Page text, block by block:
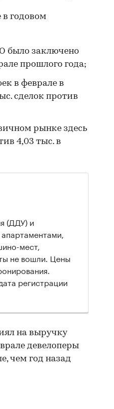
годовом
было заключено
прошлого года;
в феврале в
сделок против
рынке здесь
4,03 тыс. в
(ДДУ) и
мест,
не вошли. Цены
регистрации
на выручку
девелоперы
чем год назад